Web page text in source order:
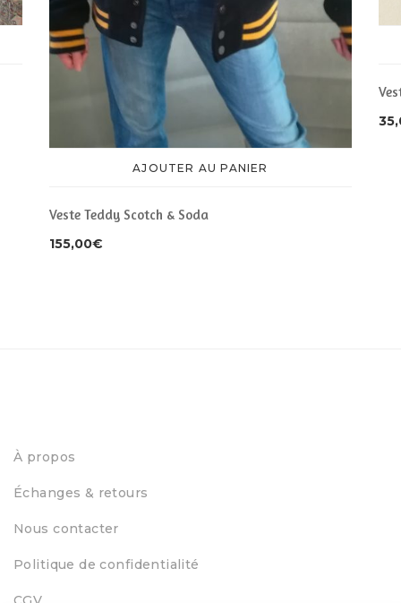
AJOUTER AU PANIER
Veste Teddy Scotch & Soda
155,00€
À propos
Échanges & retours
Nous contacter
Politique de confidentialité